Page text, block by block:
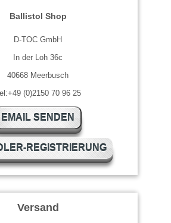
Ballistol Shop
D-TOC GmbH
In der Loh 36c
40668 Meerbusch
(0)2150 70 96 25
EMAIL SENDEN
REGISTRIERUNG
Versand